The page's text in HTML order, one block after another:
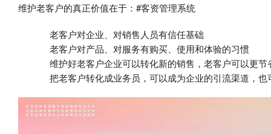
维护老客户的真正价值在于：#客资管理系统
老客户对企业、对销售人员有信任基础
老客户对产品、对服务有购买、使用和体验的习惯
维护好老客户企业可以转化新的销售，老客户可以更
把老客户转化成业务员，可以成为企业的引流渠道，